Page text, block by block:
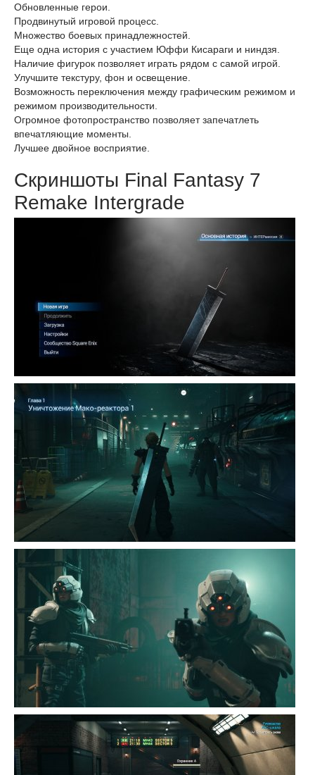
Обновленные герои.
Продвинутый игровой процесс.
Множество боевых принадлежностей.
Еще одна история с участием Юффи Кисараги и ниндзя.
Наличие фигурок позволяет играть рядом с самой игрой.
Улучшите текстуру, фон и освещение.
Возможность переключения между графическим режимом и
режимом производительности.
Огромное фотопространство позволяет запечатлеть
впечатляющие моменты.
Лучшее двойное восприятие.
Скриншоты Final Fantasy 7
Remake Intergrade